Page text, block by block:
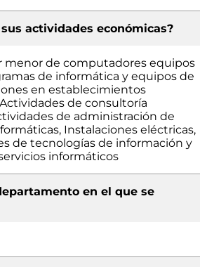
actividades económicas?
menor de computadores equipos
de informática y equipos de
en establecimientos
de consultoría
de administración de
Instalaciones eléctricas,
de tecnologías de información y
informáticos
en el que se